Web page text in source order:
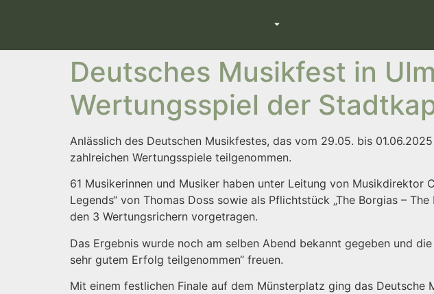
Deutsches Musikfest in
Wertungsspiel der
Anlässlich des Deutschen Musikfestes, das vom 29.05. bis
zahlreichen Wertungsspiele teilgenommen.
61 Musikerinnen und Musiker haben unter Leitung von Musikdi­rektor
Legends“ von Thomas Doss sowie als Pflichtstück „The Borgias –
den 3 Wertungsrichern vorgetragen.
Das Ergebnis wurde noch am selben Abend bekannt gegeben und
sehr gutem Erfolg teilgenommen“ freuen.
Mit einem festlichen Finale auf dem Münsterplatz ging das